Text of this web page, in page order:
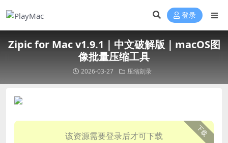
登录
Zipic for Mac v1.9.1｜中文破解版｜macOS图
像批量压缩工具
2026-03-27 压缩刻录
下载
该资源需要登录后才可下载